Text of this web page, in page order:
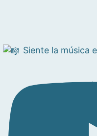
Siente la música